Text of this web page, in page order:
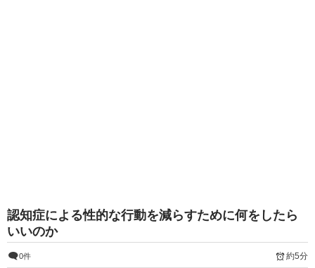
認知症による性的な行動を減らすために何をしたら
いいのか
0件 約5分